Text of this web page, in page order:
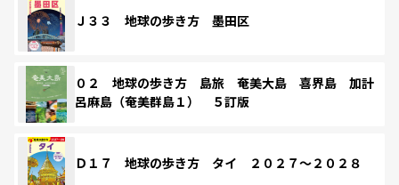
Ｊ３３ 地球の歩き方 墨田区
０２ 地球の歩き方 島旅 奄美大島 喜界島 加計
呂麻島（奄美群島１） ５訂版
Ｄ１７ 地球の歩き方 タイ ２０２７～２０２８